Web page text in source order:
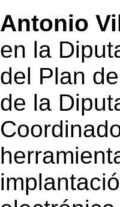
Antonio
en la
del Plan
de la